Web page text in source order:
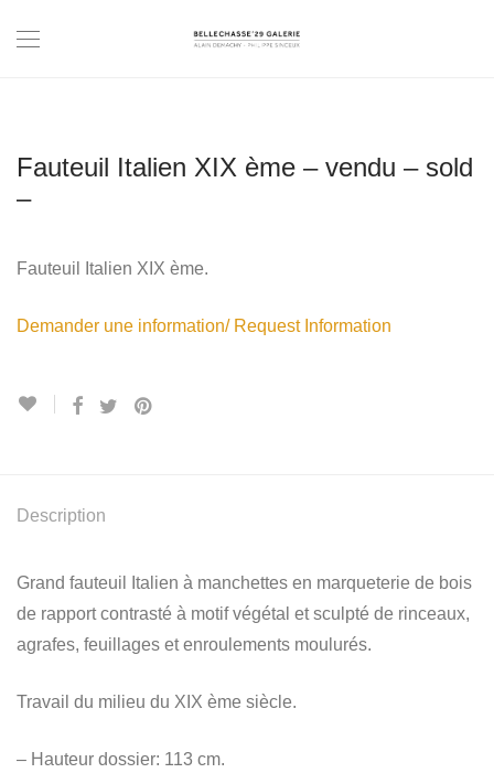
Fauteuil Italien XIX ème – vendu – sold
–
Fauteuil Italien XIX ème.
Demander une information/ Request Information
Description
Grand fauteuil Italien à manchettes en marqueterie de bois
de rapport contrasté à motif végétal et sculpté de rinceaux,
agrafes, feuillages et enroulements moulurés.
Travail du milieu du XIX ème siècle.
– Hauteur dossier: 113 cm.